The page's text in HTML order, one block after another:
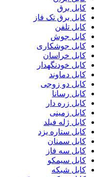
کابل برق
کابل برق تک فاز
کابل تلفن
کابل جوش
کابل جوشکاری
کابل خراسان
کابل خودنگهدار
کابل دماوند
کابل دو زوجی
کابل رسانا
کابل زره دار
کابل زمینی
کابل ژله فیلد
کابل ستاره یزد
کابل سمنان
کابل سه فاز
کابل سیمکو
کابل شبکه